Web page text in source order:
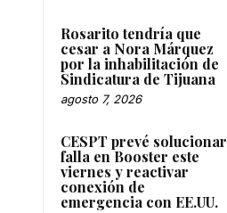
Rosarito tendría que
cesar a Nora Márquez
por la inhabilitación de
Sindicatura de Tijuana
agosto 7, 2026
CESPT prevé solucionar
falla en Booster este
viernes y reactivar
conexión de
emergencia con EE.UU.